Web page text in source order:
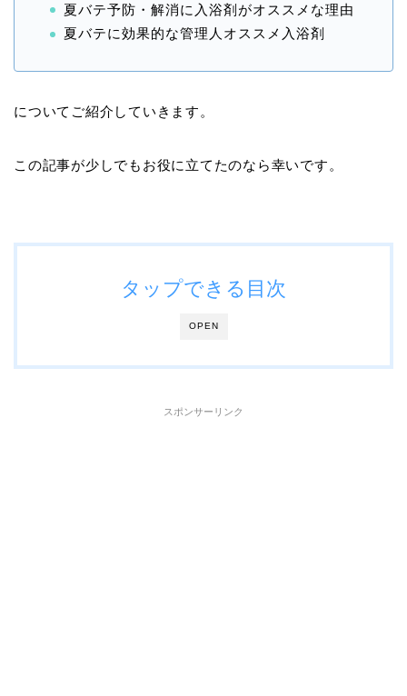
夏バテ予防・解消に入浴剤がオススメな理由
夏バテに効果的な管理人オススメ入浴剤
についてご紹介していきます。
この記事が少しでもお役に立てたのなら幸いです。
OPEN
タップできる目次
スポンサーリンク